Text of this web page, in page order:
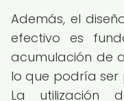
Además, el
efectivo es
acumulación de
lo que podría ser
La utilización